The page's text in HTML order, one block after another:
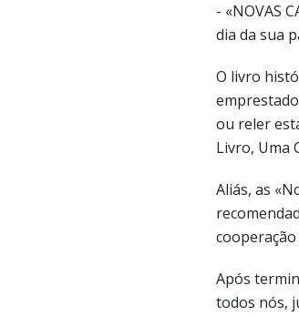
- «NOVAS
dia da sua
O livro
ou reler
Livro, Uma
Aliás, as
Após
todos nós,